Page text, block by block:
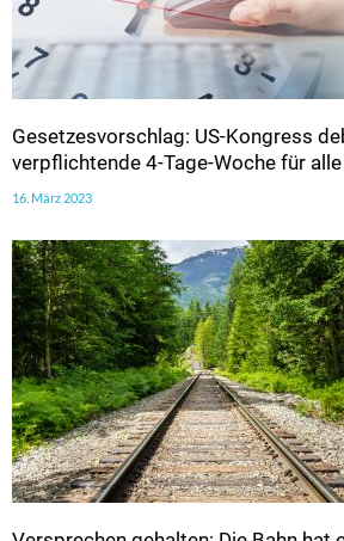
Gesetzesvorschlag: US-Kongress
verpflichtende 4-Tage-Woche für alle
16. März 2023